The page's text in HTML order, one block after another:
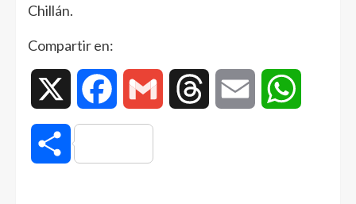
Chillán.
Compartir en:
Facebook Gmail Threads Email
Compartir